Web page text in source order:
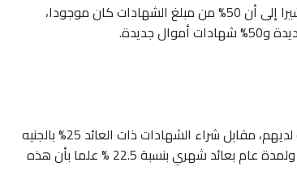
وأشاد بثقة المواطنين في القطاع المصرفي المصري، مشيرا إلى أن 50% من مبلغ الشهادات كان موجودا،
جديدة.
وكشف عن تنازل العديد من العملاء عن الودائع الدولارية لديهم، مقابل شراء الشهادات ذات العائد 25% بالجنيه
المصري لأنها تحقق عائد جيد لهم ، وهناك أيضا الشهادة ولمدة عام بعائد شهري بنسبة 22.5 % علما بأن هذه